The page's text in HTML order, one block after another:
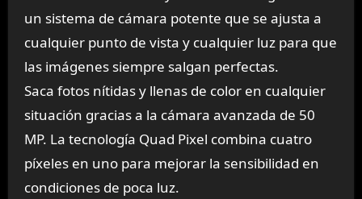
un sistema de cámara potente que se ajusta a
cualquier punto de vista y cualquier luz para que
las imágenes siempre salgan perfectas.
Saca fotos nítidas y llenas de color en cualquier
situación gracias a la cámara avanzada de 50
MP. La tecnología Quad Pixel combina cuatro
píxeles en uno para mejorar la sensibilidad en
condiciones de poca luz.